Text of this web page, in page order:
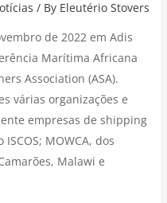
/ By Eleutério Stovers
de 2022 em Adis
Marítima Africana
Association (ASA).
várias organizações e
empresas de shipping
MOWCA, dos
Malawi e